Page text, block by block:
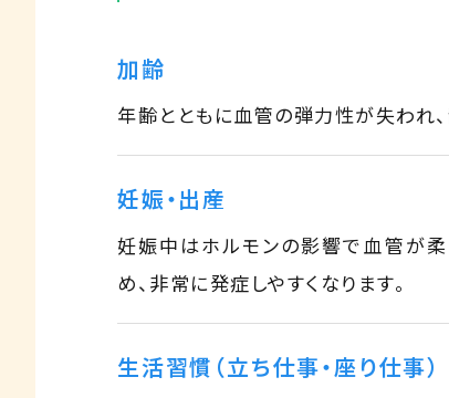
加齢
年齢とともに血管の弾力性が失われ
妊娠・出産
妊娠中はホルモンの影響で血管が柔
め、非常に発症しやすくなります。
生活習慣（立ち仕事・座り仕事）